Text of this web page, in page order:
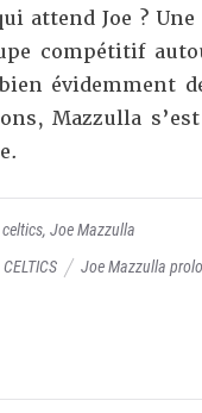
Actu NBA
CELTICS Joe Mazzulla
attend Joe ?
compétitif
évidemment
Mazzulla
celtics, Joe Mazzulla